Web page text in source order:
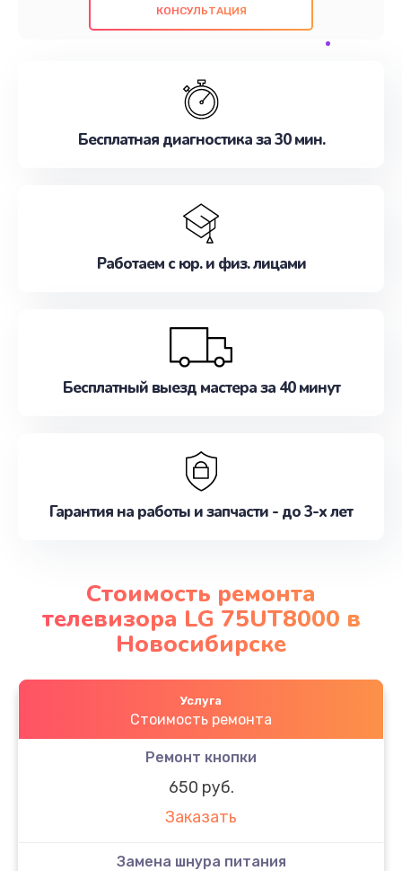
проведенных работ. Наша цель - предоставить
наилучшим образом. Не медлите записаться на
КОНСУЛЬТАЦИЯ
Бесплатная диагностика за 30 мин.
Работаем с юр. и физ. лицами
Бесплатный выезд мастера за 40 минут
Гарантия на работы и запчасти - до 3-х лет
Стоимость ремонта
телевизора LG 75UT8000 в
Новосибирске
Услуга
Стоимость ремонта
Ремонт кнопки
650 руб.
Заказать
Замена шнура питания